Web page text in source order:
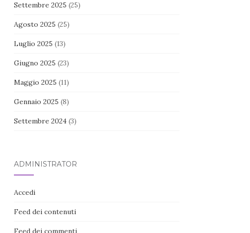
Settembre 2025 (25)
Agosto 2025 (25)
Luglio 2025 (13)
Giugno 2025 (23)
Maggio 2025 (11)
Gennaio 2025 (8)
Settembre 2024(3)
ADMINISTRATOR
Accedi
Feed dei contenuti